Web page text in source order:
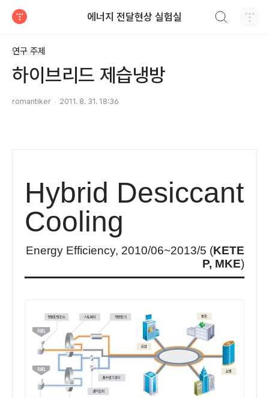
에너지 전달현상 실험실
연구 주제
하이브리드 제습냉방
romantiker 2011. 8. 31. 18:36
Hybrid Desiccant
Cooling
Energy Efficiency, 2010/06~2013/5 (KETE
P, MKE)